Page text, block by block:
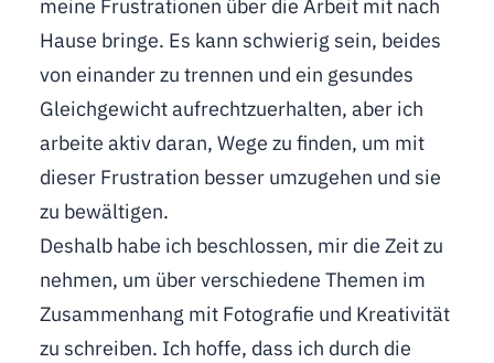
meine Frustrationen über die Arbeit mit nach
Hause bringe. Es kann schwierig sein, beides
von einander zu trennen und ein gesundes
Gleichgewicht aufrechtzuerhalten, aber ich
arbeite aktiv daran, Wege zu finden, um mit
dieser Frustration besser umzugehen und sie
zu bewältigen.
Deshalb habe ich beschlossen, mir die Zeit zu
nehmen, um über verschiedene Themen im
Zusammenhang mit Fotografie und Kreativität
zu schreiben. Ich hoffe, dass ich durch die